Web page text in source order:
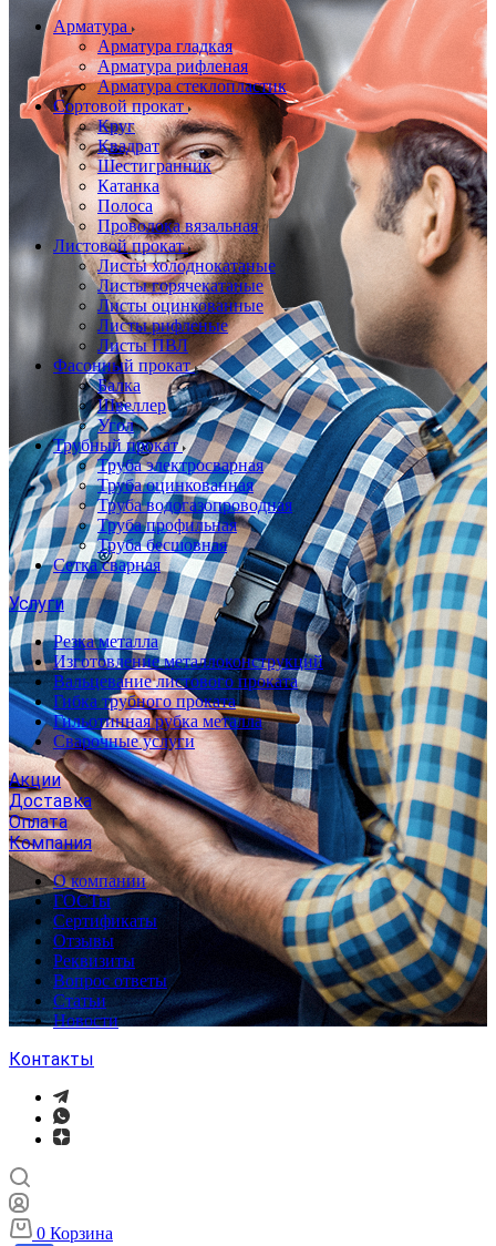
Арматура
Арматура гладкая
Арматура рифленая
Арматура стеклопластик
Сортовой прокат
Круг
Квадрат
Шестигранник
Катанка
Полоса
Проволока вязальная
Листовой прокат
Листы холоднокатаные
Листы горячекатаные
Листы оцинкованные
Листы рифленые
Листы ПВЛ
Фасонный прокат
Балка
Швеллер
Угол
Трубный прокат
Труба электросварная
Труба оцинкованная
Труба водогазопроводная
Труба профильная
Труба бесшовная
Сетка сварная
Услуги
Резка металла
Изготовление металлоконструкций
Вальцевание листового проката
Гибка трубного проката
Гильотинная рубка металла
Сварочные услуги
Акции
Доставка
Оплата
Компания
О компании
ГОСТы
Сертификаты
Отзывы
Реквизиты
Вопрос ответы
Статьи
Новости
Контакты
0 Корзина